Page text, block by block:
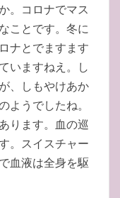
。コロナでマス
ことです。冬に
ナとでますます
いますねえ。し
、しもやけあか
ようでしたね。
ります。血の巡
。スイスチャー
血液は全身を駆